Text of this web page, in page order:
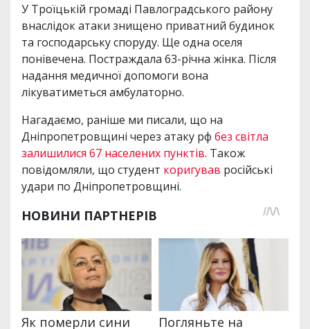
У Троїцькій громаді Павлоградського району
внаслідок атаки знищено приватний будинок
та господарську споруду. Ще одна оселя
понівечена. Постраждала 63-річна жінка. Після
надання медичної допомоги вона
лікуватиметься амбулаторно.
Нагадаємо, раніше ми писали, що на
Дніпропетровщині через атаку рф без світла
залишилися 67 населених пунктів. Також
повідомляли, що студент коригував російські
удари по Дніпропетровщині.